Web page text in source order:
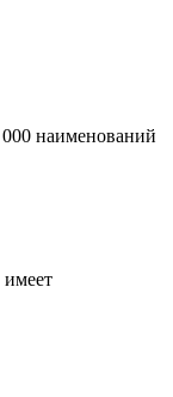
наименований